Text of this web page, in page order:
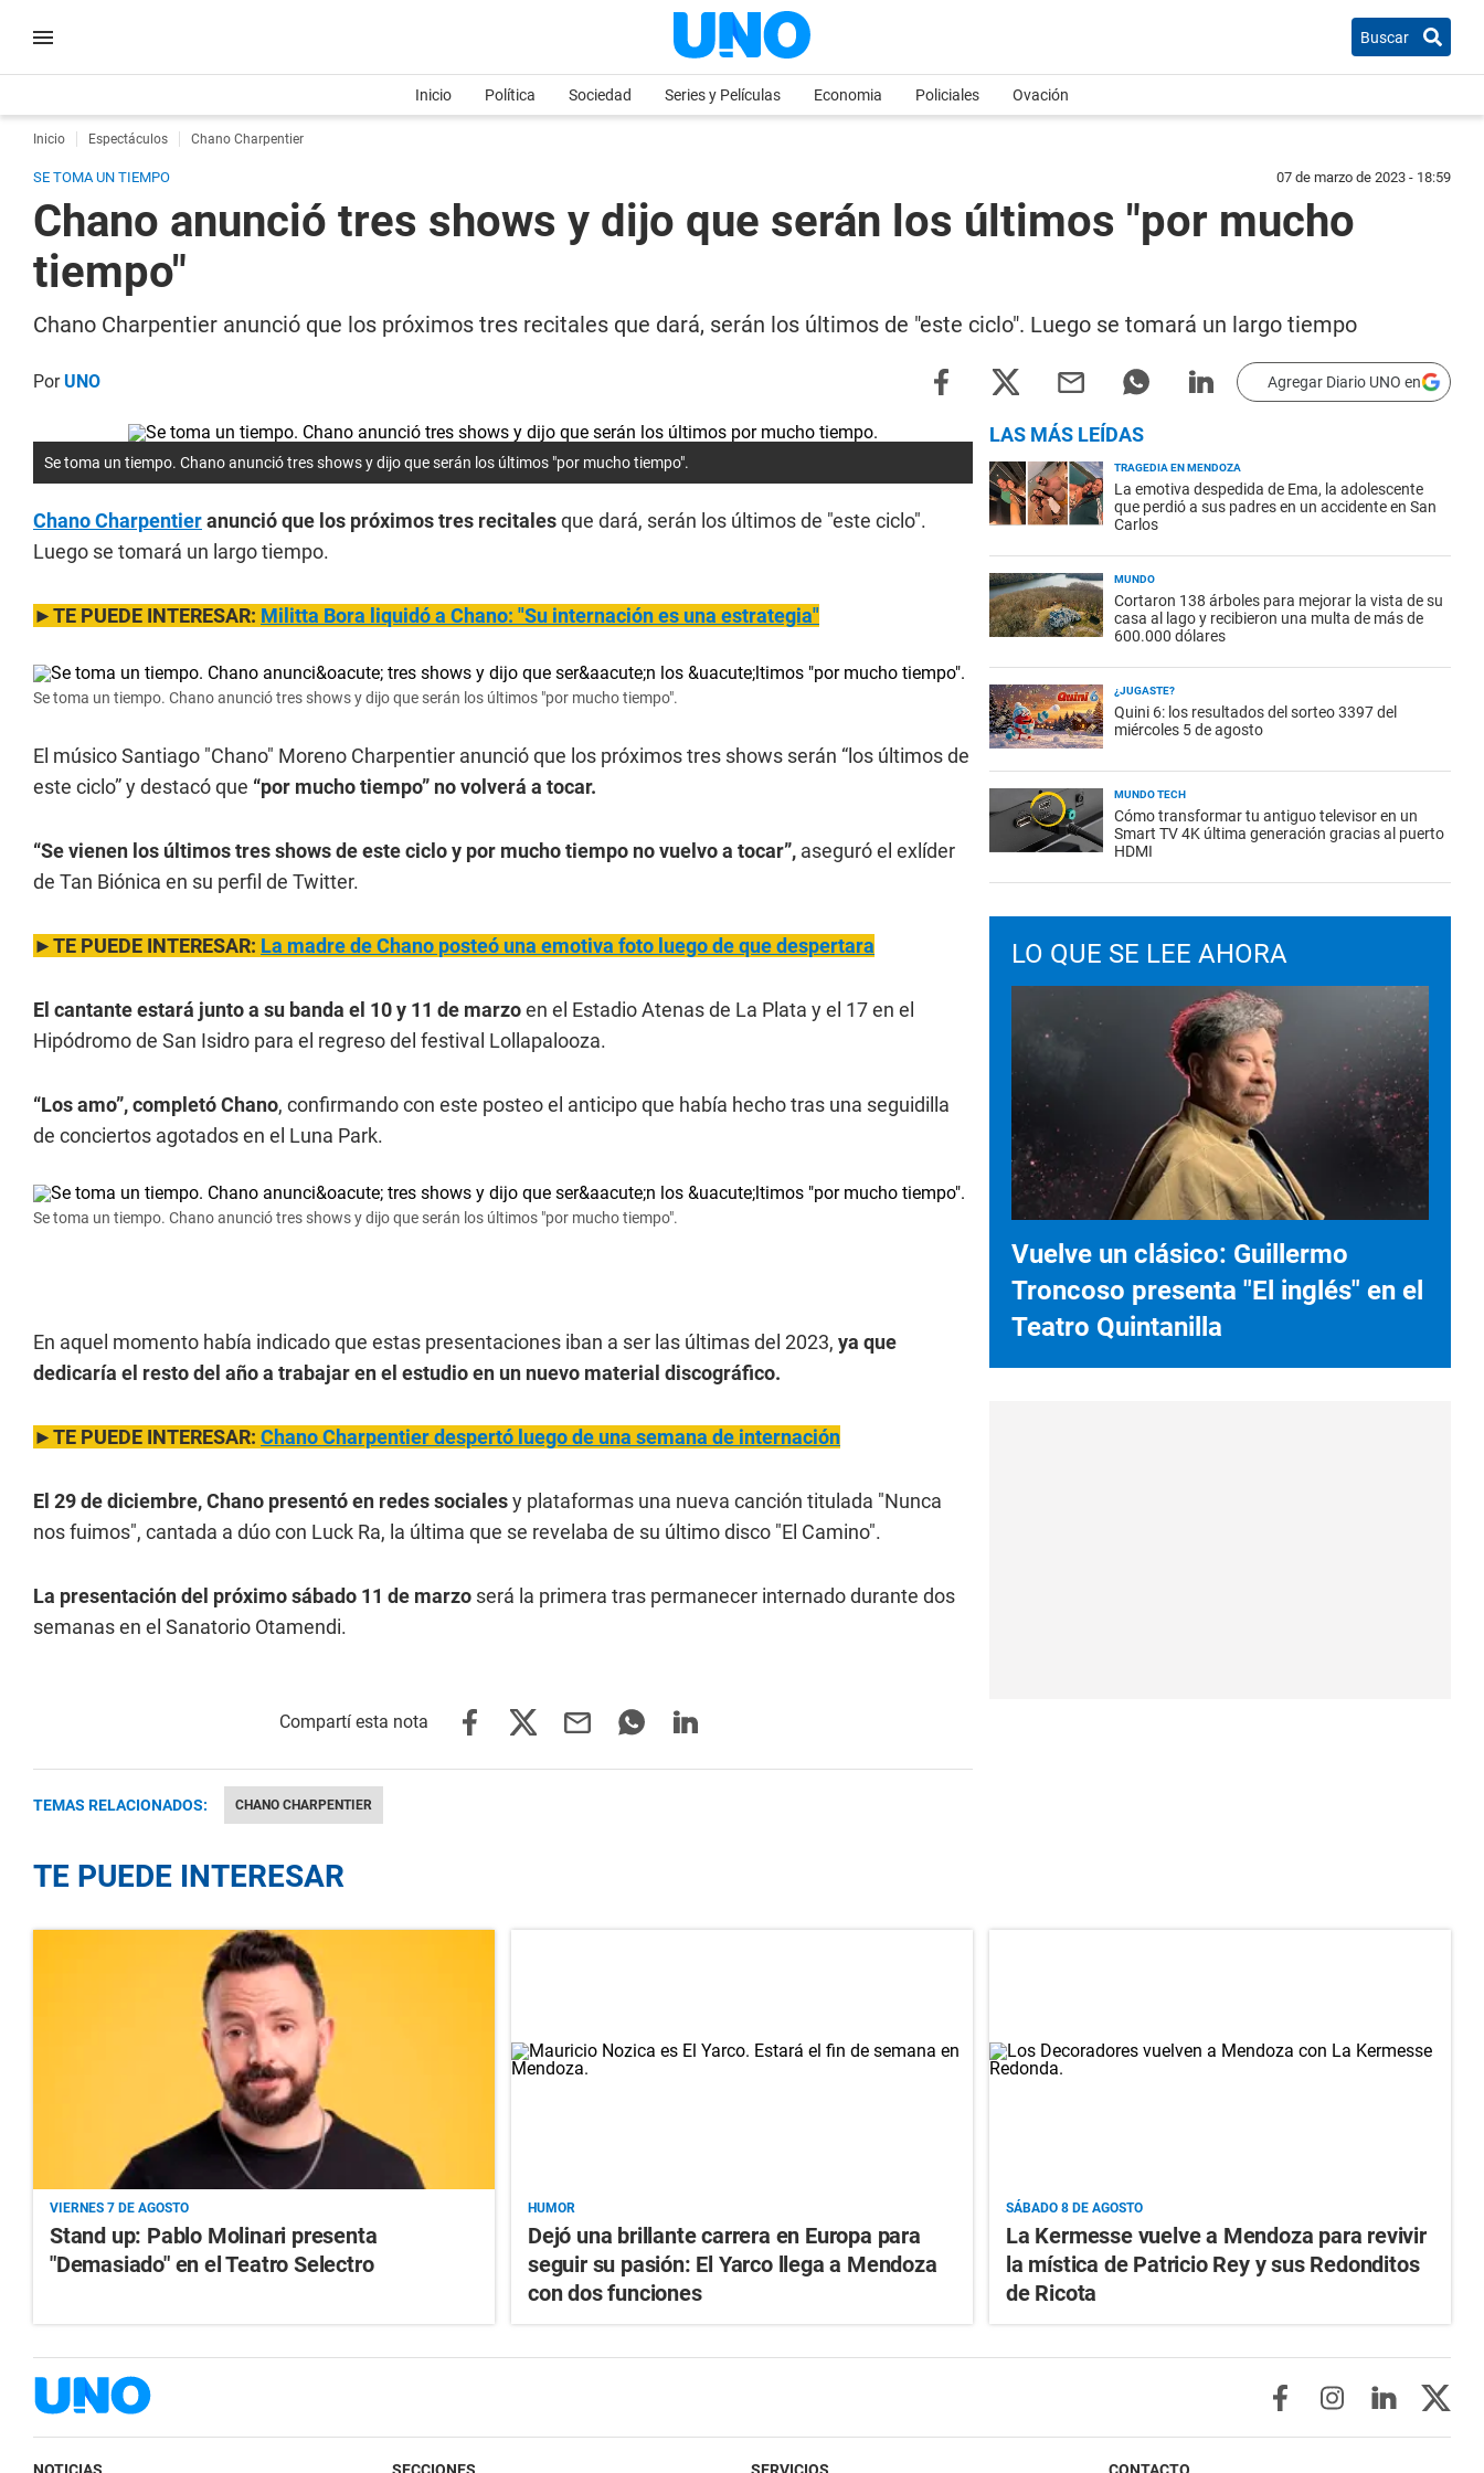
Buscar
Inicio Política Sociedad Series y Películas Economia Policiales Ovación
Inicio Espectáculos Chano Charpentier
SE TOMA UN TIEMPO 07 de marzo de 2023 - 18:59
Chano anunció tres shows y dijo que serán los últimos "por mucho
tiempo"
Chano Charpentier anunció que los próximos tres recitales que dará, serán los últimos de "este ciclo". Luego se tomará un largo tiempo
PorUNO Agregar Diario UNO en
Se toma un tiempo. Chano anunció tres shows y dijo que serán los últimos "por mucho tiempo".
Chano Charpentieranunció que los próximos tres recitalesque dará, serán los últimos de "este ciclo".
Luego se tomará un largo tiempo.
►TE PUEDE INTERESAR: Militta Bora liquidó a Chano: "Su internación es una estrategia"
Se toma un tiempo. Chano anunció tres shows y dijo que serán los últimos "por mucho tiempo".
El músico Santiago "Chano" Moreno Charpentier anunció que los próximos tres shows serán “los últimos de
este ciclo” y destacó que “por mucho tiempo” no volverá a tocar.
“Se vienen los últimos tres shows de este ciclo y por mucho tiempo no vuelvo a tocar”, aseguró el exlíder
de Tan Biónica en su perfil de Twitter.
►TE PUEDE INTERESAR: La madre de Chano posteó una emotiva foto luego de que despertara
El cantante estará junto a su banda el 10 y 11 de marzoen el Estadio Atenas de La Plata y el 17 en el
Hipódromo de San Isidro para el regreso del festival Lollapalooza.
“Los amo”, completó Chano, confirmando con este posteo el anticipo que había hecho tras una seguidilla
de conciertos agotados en el Luna Park.
Se toma un tiempo. Chano anunció tres shows y dijo que serán los últimos "por mucho tiempo".
En aquel momento había indicado que estas presentaciones iban a ser las últimas del 2023, ya que
dedicaría el resto del año a trabajar en el estudio en un nuevo material discográfico.
►TE PUEDE INTERESAR: Chano Charpentier despertó luego de una semana de internación
El 29 de diciembre, Chano presentó en redes socialesy plataformas una nueva canción titulada "Nunca
nos fuimos", cantada a dúo con Luck Ra, la última que se revelaba de su último disco "El Camino".
La presentación del próximo sábado 11 de marzo será la primera tras permanecer internado durante dos
semanas en el Sanatorio Otamendi.
TEMAS RELACIONADOS: CHANO CHARPENTIER
LAS MÁS LEÍDAS
TRAGEDIA EN MENDOZA
La emotiva despedida de Ema, la adolescente
que perdió a sus padres en un accidente en San
Carlos
MUNDO
Cortaron 138 árboles para mejorar la vista de su
casa al lago y recibieron una multa de más de
600.000 dólares
¿JUGASTE?
Quini 6: los resultados del sorteo 3397 del
miércoles 5 de agosto
MUNDO TECH
Cómo transformar tu antiguo televisor en un
Smart TV 4K última generación gracias al puerto
HDMI
LO QUE SE LEE AHORA
Vuelve un clásico: Guillermo
Troncoso presenta "El inglés" en el
Teatro Quintanilla
TE PUEDE INTERESAR
VIERNES 7 DE AGOSTO
Stand up: Pablo Molinari presenta
"Demasiado" en el Teatro Selectro
HUMOR
Dejó una brillante carrera en Europa para
seguir su pasión: El Yarco llega a Mendoza
con dos funciones
SÁBADO 8 DE AGOSTO
La Kermesse vuelve a Mendoza para revivir
la mística de Patricio Rey y sus Redonditos
de Ricota